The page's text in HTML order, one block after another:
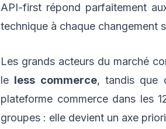
API-first répond parfaitement
technique à chaque changement
Les grands acteurs du marché
le less commerce, tandis que
plateforme commerce dans les
groupes : elle devient un axe